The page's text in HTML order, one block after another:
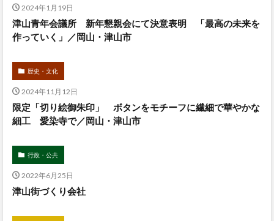
2024年1月19日
津山青年会議所 新年懇親会にて決意表明 「最高の未来を
作っていく」／岡山・津山市
歴史・文化
2024年11月12日
限定「切り絵御朱印」 ボタンをモチーフに繊細で華やかな
細工 愛染寺で／岡山・津山市
行政・公共
2022年6月25日
津山街づくり会社